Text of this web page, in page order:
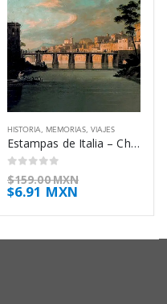
HISTORIA, MEMORIAS, VIAJES
Estampas de Italia – Charles Dickens
0out of 5
$159.00 MXN
$6.91 MXN